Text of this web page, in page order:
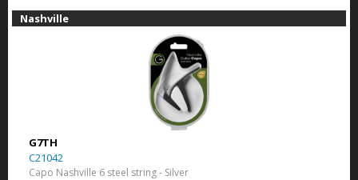
Nashville
G7TH
C21042
Capo Nashville 6 steel string - Silver